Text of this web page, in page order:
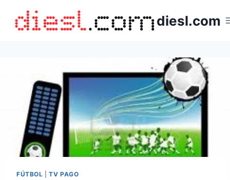
contenido
diesl.com
FÚTBOL |TV PAGO